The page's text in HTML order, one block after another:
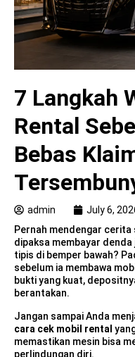
7 Langkah
Rental
Bebas
admin July 6,
Pernah mendengar cerita
dipaksa membayar
tipis di bemper bawah?
sebelum ia membawa
bukti yang kuat,
berantakan.
Jangan sampai Anda
cara cek mobil rental
memastikan mesin bisa
perlindungan diri.